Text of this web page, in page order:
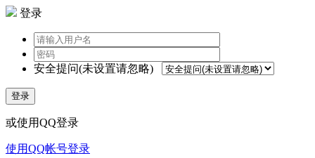
登录
安全提问(未设置请忽略)
登录
或使用QQ登录
使用QQ帐号登录